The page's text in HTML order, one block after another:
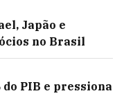
Japão e
no Brasil
PIB e pressiona